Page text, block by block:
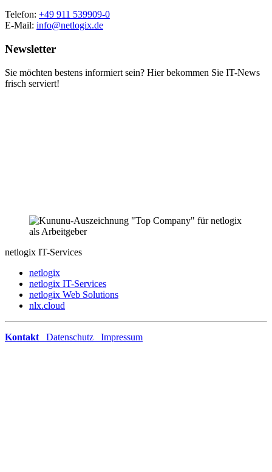
Telefon: +49 911 539909-0
E-Mail: info@netlogix.de
Newsletter
Sie möchten bestens informiert sein? Hier bekommen Sie IT-News
frisch serviert!
netlogix IT-Services
netlogix
netlogix IT-Services
netlogix Web Solutions
nlx.cloud
Kontakt Datenschutz Impressum